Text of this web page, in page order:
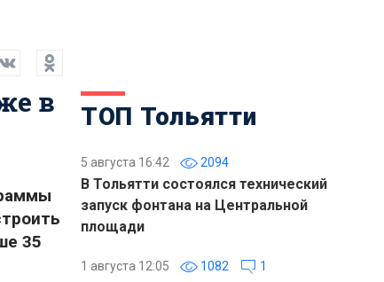
в
35
ТОП Тольятти
5 августа 16:42 2094
В Тольятти состоялся технический
запуск фонтана на Центральной
площади
1 августа 12:05 1082 1